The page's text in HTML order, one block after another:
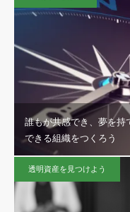
誰もが共感でき、夢を持
できる組織をつくろう
透明資産を見つけよう